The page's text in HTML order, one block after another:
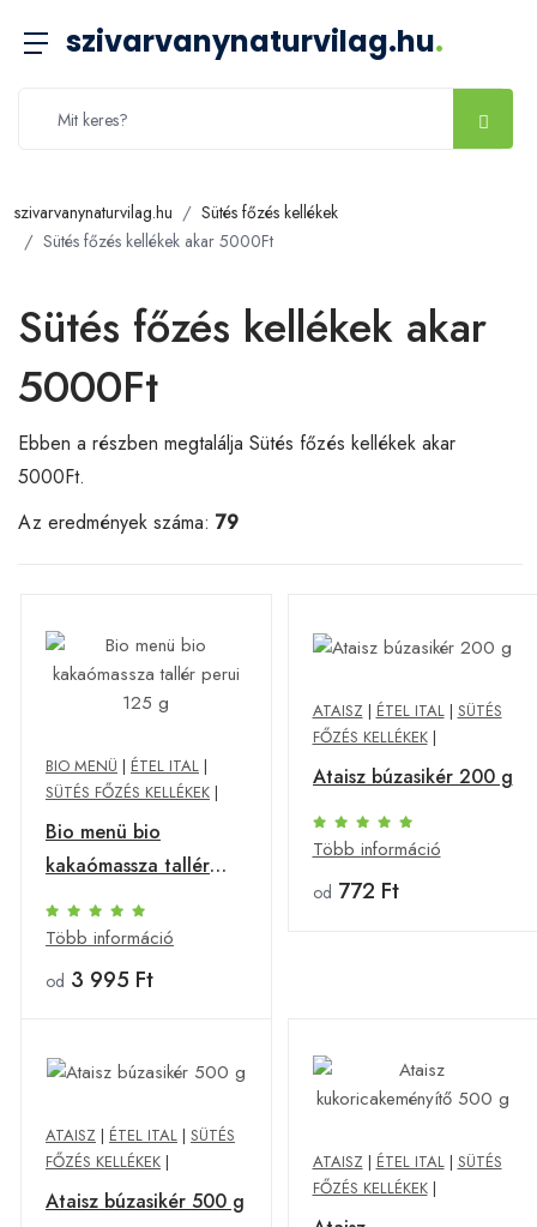
szivarvanynaturvilag.hu.
szivarvanynaturvilag.hu
Sütés főzés kellékek
Sütés főzés kellékek akar 5000Ft
Sütés főzés kellékek akar
5000Ft
Ebben a részben megtalálja Sütés főzés kellékek akar
5000Ft.
Az eredmények száma: 79
BIO MENÜ | ÉTEL ITAL |
SÜTÉS FŐZÉS KELLÉKEK |
Bio menü bio
kakaómassza tallér
perui 125 g
Több információ
od 3 995 Ft
ATAISZ | ÉTEL ITAL| SÜTÉS
FŐZÉS KELLÉKEK|
Ataisz búzasikér 200 g
Több információ
od 772 Ft
ATAISZ | ÉTEL ITAL | SÜTÉS
FŐZÉS KELLÉKEK |
Ataisz búzasikér 500 g
ATAISZ | ÉTEL ITAL| SÜTÉS
FŐZÉS KELLÉKEK|